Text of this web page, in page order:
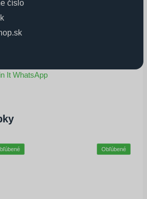
číslo
It WhatsApp
Obľúbené